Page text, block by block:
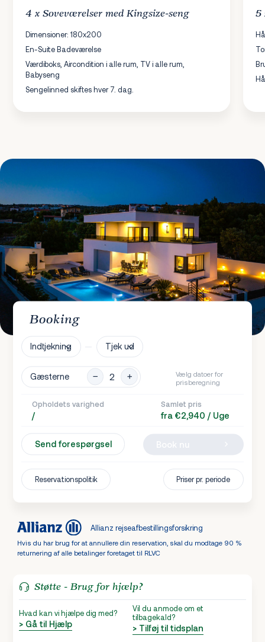
4 xSoveværelser med Kingsize-seng
Dimensioner: 180x200
En-Suite Badeværelse
Værdiboks, Aircondition i alle rum, TV i alle rum,
Babyseng
Sengelinned skiftes hver 7. dag.
5
Booking
Indtjekning Tjek ud
Gæsterne
Vælg datoer for
prisberegning
Opholdets varighed
/
Samlet pris
fra €2,940 / Uge
Send forespørgsel
Reservationspolitik Priser pr. periode
Allianz rejseafbestillingsforsikring
Hvis du har brug for at annullere din reservation, skal du modtage 90 %
returnering af alle betalinger foretaget til RLVC
Støtte - Brug for hjælp?
Hvad kan vi hjælpe dig med?
> Gå til Hjælp
Vil du anmode om et
tilbagekald?
> Tilføj til tidsplan